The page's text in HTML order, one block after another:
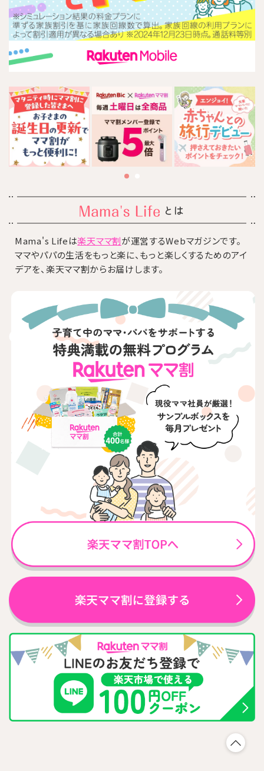
とは
Mama's Lifeは楽天ママ割が運営するWebマガジンです。
ママやパパの生活をもっと楽に、もっと楽しくするためのアイ
デアを、楽天ママ割からお届けします。